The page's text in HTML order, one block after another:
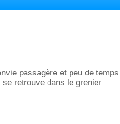
passagère et peu de temps
retrouve dans le grenier